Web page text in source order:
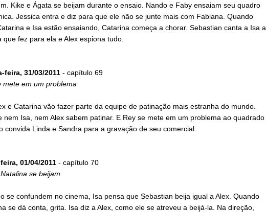
Kike e Ágata se beijam durante o ensaio. Nando e Faby ensaiam seu quadro
Jessica entra e diz para que ele não se junte mais com Fabiana. Quando
e Isa estão ensaiando, Catarina começa a chorar. Sebastian canta a Isa a
que fez para ela e Alex espiona tudo.
feira, 31/03/2011- capítulo 69
mete em um problema
e Catarina vão fazer parte da equipe de patinação mais estranha do mundo.
nem Isa, nem Alex sabem patinar. E Rey se mete em um problema ao quadrado
convida Linda e Sandra para a gravação de seu comercial.
01/04/2011- capítulo 70
se beijam
se confundem no cinema, Isa pensa que Sebastian beija igual a Alex. Quando
se dá conta, grita. Isa diz a Alex, como ele se atreveu a beijá-la. Na direção,